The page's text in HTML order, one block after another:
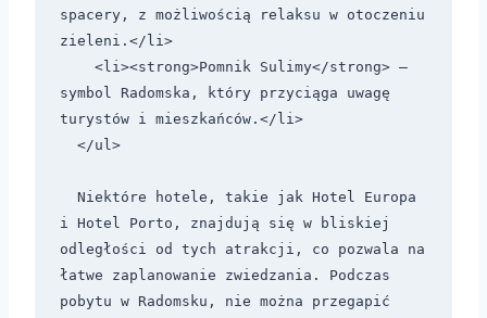
spacery, z możliwością relaksu w otoczeniu
zieleni.</li>
symbol Radomska, który przyciąga uwagę
turystów i mieszkańców.</li>
i Hotel Porto, znajdują się w bliskiej
odległości od tych atrakcji, co pozwala na
łatwe zaplanowanie zwiedzania. Podczas
pobytu w Radomsku, nie można przegapić